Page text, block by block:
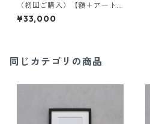
（初回ご購入）【額＋アート
作品セット】25cm角サイズ
¥33,000
同じカテゴリの商品